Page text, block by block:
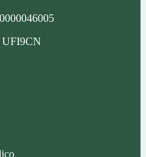
UFI9CN